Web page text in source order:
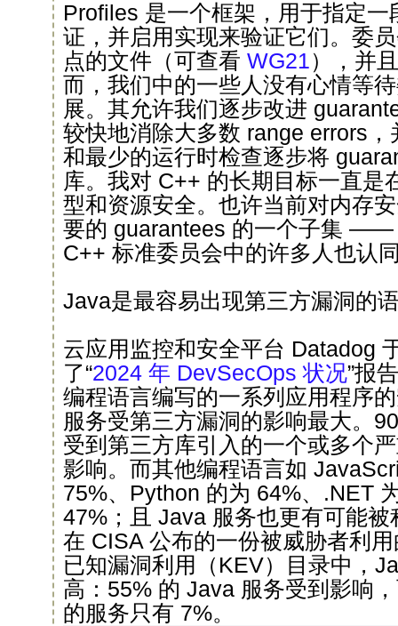
Profiles 是一个框架，用于指定一
证，并启用实现来验证它们。委
点的文件（可查看 WG21），并
而，我们中的一些人没有心情等
展。其允许我们逐步改进
较快地消除大多数 range errors
和最少的运行时检查逐步将
库。我对 C++ 的长期目标一直是
型和资源安全。也许当前对内存
要的 guarantees 的一个子集 ——
C++ 标准委员会中的许多人也认
Java是最容易出现第三方漏洞的
云应用监控和安全平台 Datadog
了“2024 年 DevSecOps 状况”报
编程语言编写的一系列应用程序
服务受第三方漏洞的影响最大。
受到第三方库引入的一个或多个
影响。而其他编程语言如
75%、Python 的为 64%、.NET
47%；且 Java 服务也更有可能
在 CISA 公布的一份被威胁者利
已知漏洞利用（KEV）目录中，
高：55% 的 Java 服务受到影响
的服务只有 7%。